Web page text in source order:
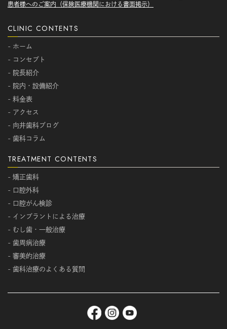
患者様へのご案内（保険医療機関における書面掲示）
CLINIC CONTENTS
- ホーム
- コンセプト
- 院長紹介
- 院内・設備紹介
- 料金表
- アクセス
- 向井歯科ブログ
- 歯科コラム
TREATMENT CONTENTS
- 矯正歯科
- 口腔外科
- 口腔がん検診
- インプラントによる治療
- むし歯・一般治療
- 歯周病治療
- 審美的治療
- 歯科治療のよくある質問